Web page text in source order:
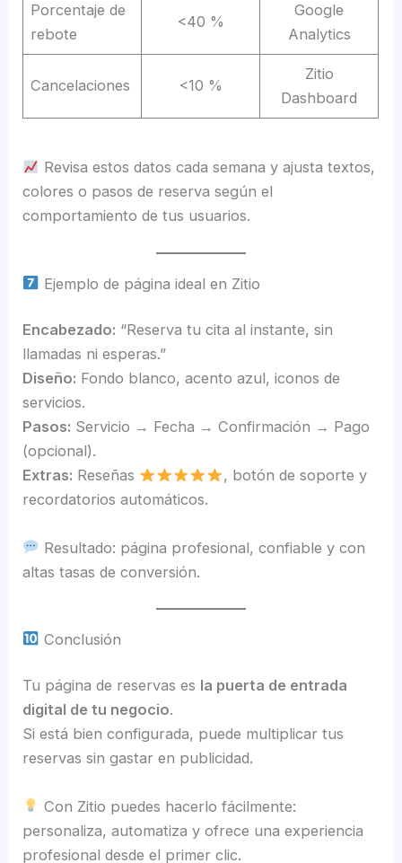
Porcentaje de
rebote
<40 %
Google
Analytics
Cancelaciones <10 %
Zitio
Dashboard
Revisa estos datos cada semana y ajusta textos,
colores o pasos de reserva según el
comportamiento de tus usuarios.
Ejemplo de página ideal en Zitio
Encabezado: “Reserva tu cita al instante, sin
llamadas ni esperas.”
Diseño: Fondo blanco, acento azul, iconos de
servicios.
Pasos: Servicio → Fecha → Confirmación → Pago
(opcional).
Extras: Reseñas
, botón de soporte y
recordatorios automáticos.
Resultado: página profesional, confiable y con
altas tasas de conversión.
Conclusión
Tu página de reservas es la puerta de entrada
digital de tu negocio.
Si está bien configurada, puede multiplicar tus
reservas sin gastar en publicidad.
Con Zitio puedes hacerlo fácilmente:
personaliza, automatiza y ofrece una experiencia
profesional desde el primer clic.